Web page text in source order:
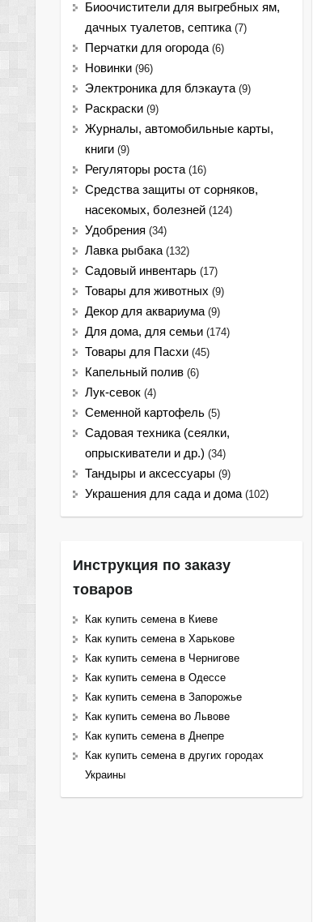
Биоочистители для выгребных ям,
дачных туалетов, септика (7)
Перчатки для огорода (6)
Новинки (96)
Электроника для блэкаута (9)
Раскраски (9)
Журналы, автомобильные карты,
книги (9)
Регуляторы роста (16)
Средства защиты от сорняков,
насекомых, болезней (124)
Удобрения (34)
Лавка рыбака (132)
Садовый инвентарь (17)
Товары для животных (9)
Декор для аквариума (9)
Для дома, для семьи (174)
Товары для Пасхи (45)
Капельный полив (6)
Лук-севок (4)
Семенной картофель (5)
Садовая техника (сеялки,
опрыскиватели и др.) (34)
Тандыры и аксессуары (9)
Украшения для сада и дома (102)
Инструкция по заказу
товаров
Как купить семена в Киеве
Как купить семена в Харькове
Как купить семена в Чернигове
Как купить семена в Одессе
Как купить семена в Запорожье
Как купить семена во Львове
Как купить семена в Днепре
Как купить семена в других городах
Украины